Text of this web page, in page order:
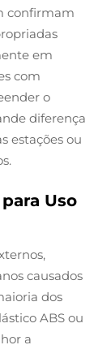
confirmam
em
com
o
diferença
estações ou
Uso
causados
dos
ABS ou
a